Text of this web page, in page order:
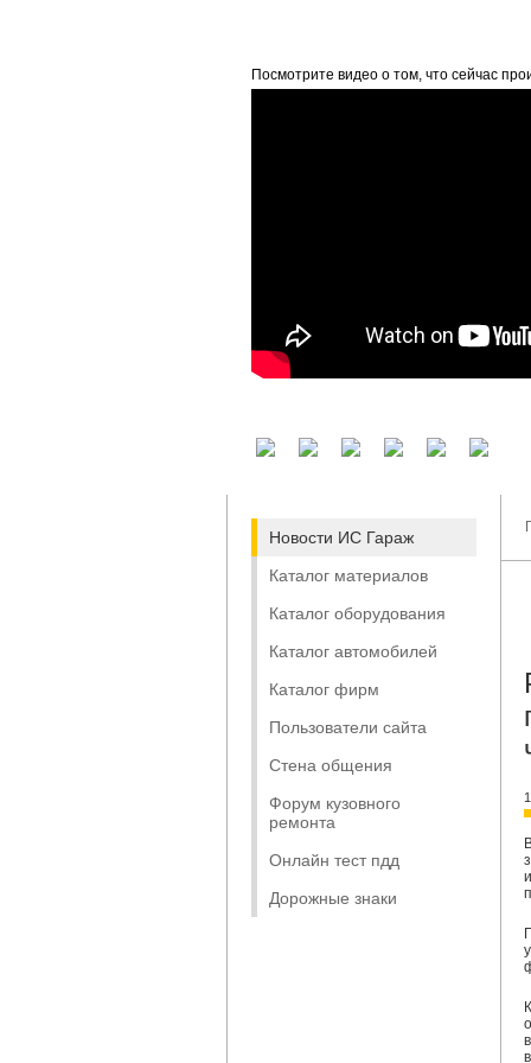
Посмотрите видео о том, что сейчас
Новости ИС Гараж
Каталог материалов
Каталог оборудования
Каталог автомобилей
Каталог фирм
Пользователи сайта
Стена общения
Форум кузовного
ремонта
Онлайн тест пдд
Дорожные знаки